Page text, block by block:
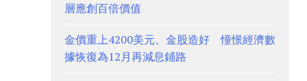
層應創百倍價值
金價重上4200美元、金股造好 憧憬經濟數
據恢復為12月再減息鋪路